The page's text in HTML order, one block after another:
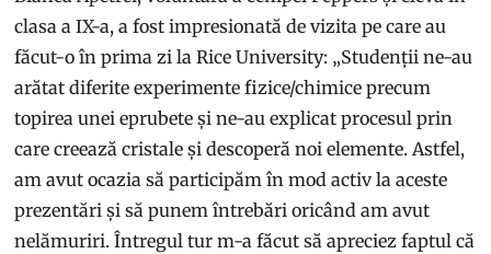
clasa a IX-a, a fost impresionată de vizita pe care au
făcut-o în prima zi la Rice University: „Studenții ne-au
arătat diferite experimente fizice/chimice precum
topirea unei eprubete și ne-au explicat procesul prin
care creează cristale și descoperă noi elemente. Astfel,
am avut ocazia să participăm în mod activ la aceste
prezentări și să punem întrebări oricând am avut
nelămuriri. Întregul tur m-a făcut să apreciez faptul că